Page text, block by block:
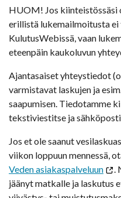
HUOM! Jos kiinteistössäsi
erillistä lukemailmoitusta
KulutusWebissä, vaan
eteenpäin kaukoluvun
Ajantasaiset yhteystiedot
varmistavat laskujen ja
saapumisen. Tiedotamme
tekstiviestitse ja
Jos et ole saanut
viikon loppuun mennessä,
Veden asiakaspalveluun
.
jäänyt matkalle ja laskutus